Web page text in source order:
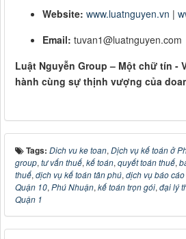
Website: www.luatnguyen.vn |
Email: tuvan1@luatnguyen.com
Luật Nguyễn Group – Một chữ tín -
hành cùng sự thịnh vượng của
Tags: Dich vu ke toan, Dịch vụ kế toán ở
group, tư vấn thuế, kế toán, quyết toán thuế,
thuế, dịch vụ kế toán tân phú, dịch vụ báo
Quận 10, Phú Nhuận, kế toán trọn gói, đại lý
Quận 1